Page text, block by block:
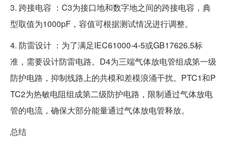
3. 跨接电容 ：C3为接口地和数字地之间的跨接电容，典
型取值为1000pF，容值可根据测试情况进行调整。
4. 防雷设计 ：为了满足IEC61000-4-5或GB17626.5标
准，需要设计防雷电路。D4为三端气体放电管组成第一级
防护电路，抑制线路上的共模和差模浪涌干扰。PTC1和P
TC2为热敏电阻组成第二级防护电路，限制通过气体放电
管的电流，确保大部分能量通过气体放电管释放。
总结